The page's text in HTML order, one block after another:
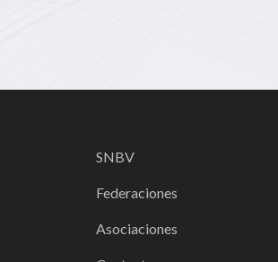
SNBV
Federaciones
Asociaciones